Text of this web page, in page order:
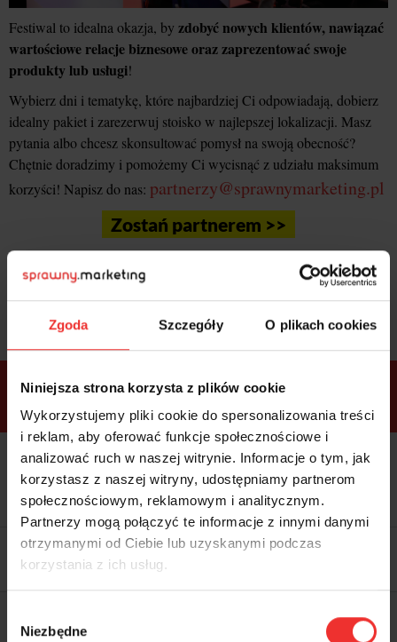
Zgoda Szczegóły O plikach cookies
Niniejsza strona korzysta z plików cookie
Wykorzystujemy pliki cookie do spersonalizowania treści
i reklam, aby oferować funkcje społecznościowe i
analizować ruch w naszej witrynie. Informacje o tym, jak
korzystasz z naszej witryny, udostępniamy partnerom
społecznościowym, reklamowym i analitycznym.
Partnerzy mogą połączyć te informacje z innymi danymi
otrzymanymi od Ciebie lub uzyskanymi podczas
korzystania z ich usług.
zgody
Niezbędne
Festiwal to idealna okazja, by zdobyć nowych klientów, nawiązać
wartościowe relacje biznesowe oraz zaprezentować swoje
produkty lub usługi!
Wybierz dni i tematykę, które najbardziej Ci odpowiadają, dobierz
idealny pakiet i zarezerwuj stoisko w najlepszej lokalizacji. Masz
pytania albo chcesz skonsultować pomysł na swoją obecność?
Chętnie doradzimy i pomożemy Ci wycisnąć z udziału maksimum
korzyści! Napisz do nas: partnerzy@sprawnymarketing.pl
Zostań partnerem >>
Sprawdź bonusyi wybierz bilet
ramach
pakietów
VIP Premium
Kolacja z prelegentami i before
party (Hotel Sheraton, 27.10) tylko
wbilecie ALLPASS VIP
Dostępne
tylko w
bilecie
ALLPASS
VIP
Dedykowana strefa VIP z
możliwością networkingu z
prelegentami i wystawcami w
WARTOŚĆ: 1970 zł